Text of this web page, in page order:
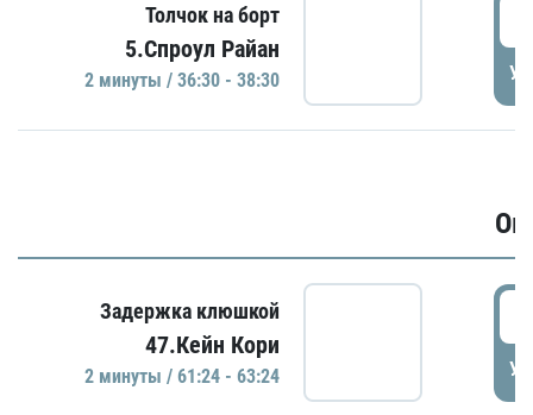
Толчок на борт
5.Спроул Райан
2 минуты / 36:30 - 38:30
Задержка клюшкой
47.Кейн Кори
2 минуты / 61:24 - 63:24